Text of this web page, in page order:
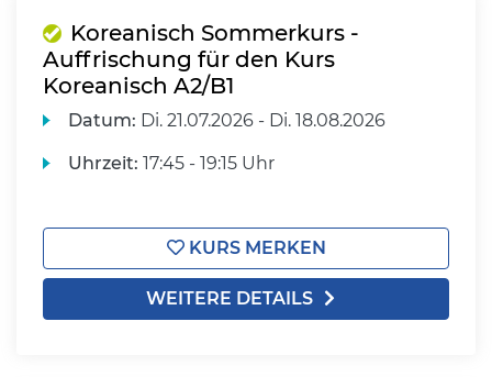
Koreanisch Sommerkurs -
Auffrischung für den Kurs
Koreanisch A2/B1
Datum: Di. 21.07.2026 - Di. 18.08.2026
Uhrzeit: 17:45 - 19:15 Uhr
KURS MERKEN
WEITERE DETAILS